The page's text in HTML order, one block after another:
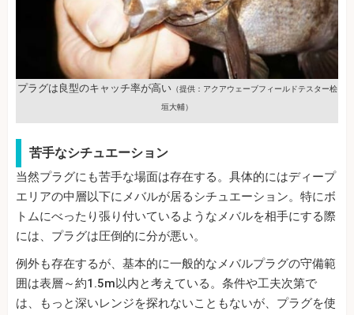
プラグは良型のキャッチ率が高い（提供：アクアウェーブフィールドテスター桧
垣大輔）
苦手なシチュエーション
当然プラグにも苦手な場面は存在する。具体的にはディープ
エリアの中層以下にメバルが居るシチュエーション。特にボ
トムにべったり張り付いているようなメバルを相手にする際
には、プラグは圧倒的に分が悪い。
例外も存在するが、基本的に一般的なメバルプラグの守備範
囲は表層～約1.5m以内と考えている。条件や工夫次第で
は、もっと深いレンジを探れないこともないが、プラグを使